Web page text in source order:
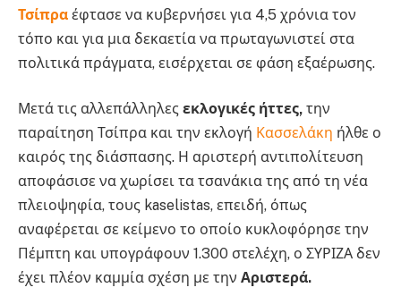
Τσίπρα έφτασε να κυβερνήσει για 4,5 χρόνια τον
τόπο και για μια δεκαετία να πρωταγωνιστεί στα
πολιτικά πράγματα, εισέρχεται σε φάση εξαέρωσης.
Μετά τις αλλεπάλληλες εκλογικές ήττες, την
παραίτηση Τσίπρα και την εκλογή Κασσελάκη ήλθε ο
καιρός της διάσπασης. Η αριστερή αντιπολίτευση
αποφάσισε να χωρίσει τα τσανάκια της από τη νέα
πλειοψηφία, τους kaselistas, επειδή, όπως
αναφέρεται σε κείμενο το οποίο κυκλοφόρησε την
Πέμπτη και υπογράφουν 1.300 στελέχη, ο ΣΥΡΙΖΑ δεν
έχει πλέον καμμία σχέση με την Αριστερά.